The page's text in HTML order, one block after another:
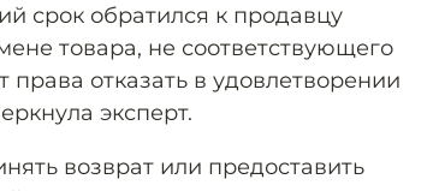
срок обратился к продавцу
товара, не соответствующего
отказать в удовлетворении
эксперт.
возврат или предоставить